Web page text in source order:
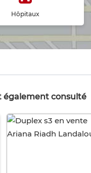
Hôpitaux
également consulté